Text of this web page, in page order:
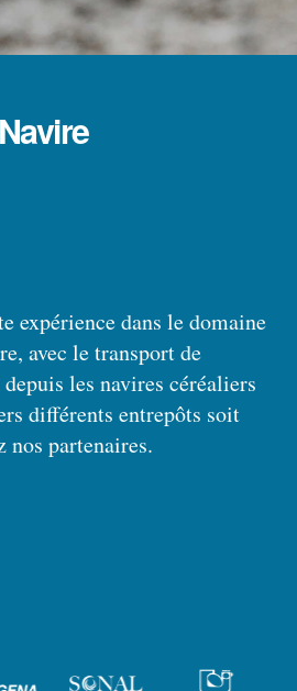
expérience dans le domaine
avec le transport de
les navires céréaliers
différents entrepôts soit
nos partenaires.